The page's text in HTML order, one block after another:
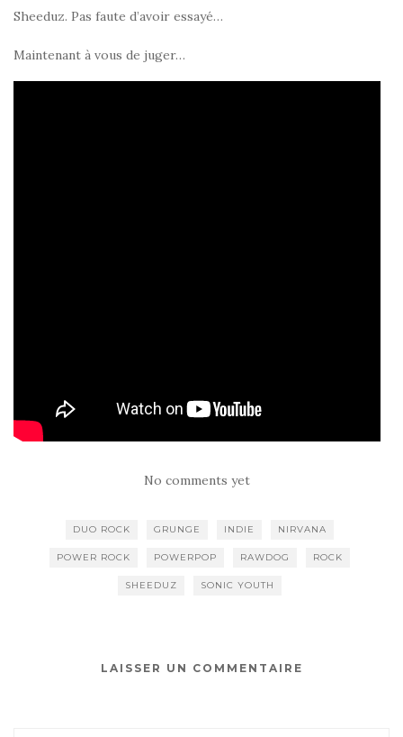
Sheeduz. Pas faute d’avoir essayé…
Maintenant à vous de juger…
No comments yet
DUO ROCK GRUNGE INDIE NIRVANA
POWER ROCK POWERPOP RAWDOG ROCK
SHEEDUZ SONIC YOUTH
LAISSER UN COMMENTAIRE